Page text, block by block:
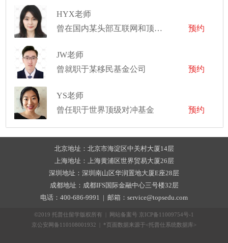
HYX老师
曾在国内某头部互联网和顶尖证券公司工作
预约
JW老师
曾就职于某移民基金公司
预约
YS老师
曾任职于世界顶级对冲基金
预约
北京地址：北京市海淀区中关村大厦14层
上海地址：上海黄浦区世界贸易大厦26层
深圳地址：深圳南山区华润置地大厦E座28层
成都地址：成都IFS国际金融中心三号楼32层
电话：400-686-9991 | 邮箱：service@topsedu.com
©2019 托普仕留学版权所有 | 网站备案号 京ICP备11009754号-1
京公安网备110108001932 | *页面数据来源于<托普仕系统数据库>